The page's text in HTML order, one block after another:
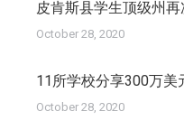
皮肯斯县学生顶级州
October 28, 2020
11所学校分享300万美
October 28, 2020